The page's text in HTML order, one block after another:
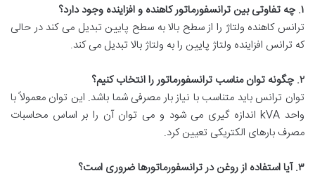
۱.چه تفاوتی بین ترانسفورماتور کاهنده و افزاینده وجود دارد؟
ترانس کاهنده ولتاژ را از سطح بالا به سطح پایین تبدیل می کند در حالی
که ترانس افزاینده ولتاژ پایین را به ولتاژ بالا تبدیل می کند.
۲.چگونه توان مناسب ترانسفورماتور را انتخاب کنیم؟
توان ترانس باید متناسب با نیاز بار مصرفی شما باشد. این توان معمولاً با
واحد kVA اندازه گیری می شود و می توان آن را بر اساس محاسبات
مصرف بارهای الکتریکی تعیین کرد.
۳.آیا استفاده از روغن در ترانسفورماتورها ضروری است؟